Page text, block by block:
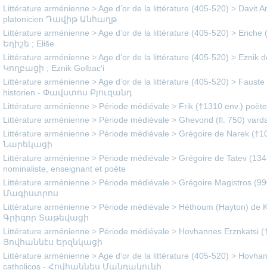
Littérature arménienne >Age d’or de la littérature (405-520) > Davit
platonicien Դավիթ Անհաղթ
Littérature arménienne >Age d’or de la littérature (405-520) > Eriche
Եղիշե ; Ełiše
Littérature arménienne >Age d’or de la littérature (405-520) > Eznik
Կողբացի ; Eznik Golbac‘i
Littérature arménienne >Age d’or de la littérature (405-520) > Fauste
historien - Փավստոս Բյուզանդ
Littérature arménienne > Période médiévale > Frik (†1310 env.)
Littérature arménienne > Période médiévale > Ghevond (fl. 750)
Littérature arménienne > Période médiévale > Grégoire de Narek
Նարեկացի
Littérature arménienne > Période médiévale > Grégoire de Tatev
nominaliste, enseignant et poète
Littérature arménienne > Période médiévale > Grégoire Magistros
Մագիստրոս
Littérature arménienne > Période médiévale > Héthoum (Hayton) de
Գրիգոր Տաթեվացի
Littérature arménienne > Période médiévale > Hovhannes Erznkatsi
Յովհաննէս Երզնկացի
Littérature arménienne >Age d’or de la littérature (405-520) >
catholicos - Հովհաննես Մանդակունի